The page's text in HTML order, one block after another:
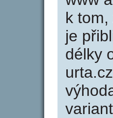
k
je
délky